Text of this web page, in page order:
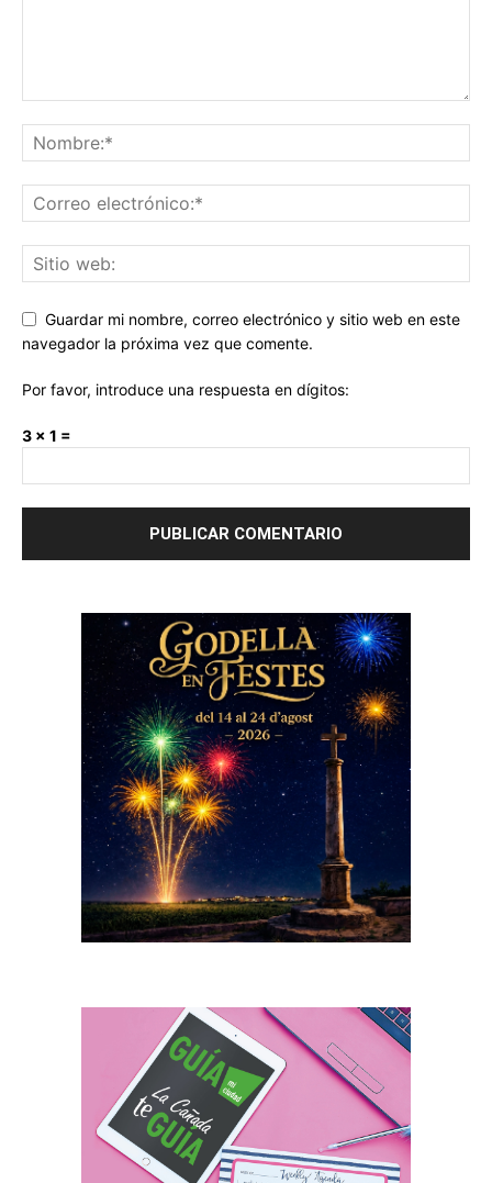
Guardar mi nombre, correo electrónico y sitio web en este
navegador la próxima vez que comente.
Por favor, introduce una respuesta en dígitos:
3 × 1 =